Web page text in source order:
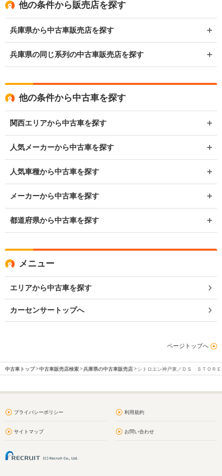
他の条件から販売店を探す
兵庫県から中古車販売店を探す
兵庫県の同じ系列の中古車販売店を探す
他の条件から中古車を探す
関西エリアから中古車を探す
人気メーカーから中古車を探す
人気車種から中古車を探す
メーカーから中古車を探す
都道府県から中古車を探す
メニュー
エリアから中古車を探す
カーセンサートップへ
ページトップへ
中古車トップ 中古車販売店検索 兵庫県の中古車販売店 シトロエン神戸東／ＤＳ ＳＴＯＲ
プライバシーポリシー 利用規約
サイトマップ お問い合わせ